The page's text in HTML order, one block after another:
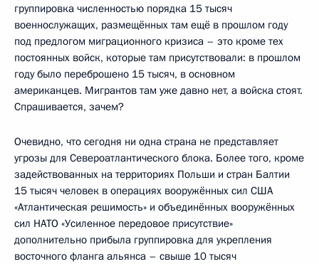
группировка численностью порядка 15 тысяч
военнослужащих, размещённых там ещё в прошлом году
под предлогом миграционного кризиса – это кроме тех
постоянных войск, которые там присутствовали: в прошлом
году было переброшено 15 тысяч, в основном
американцев. Мигрантов там уже давно нет, а войска стоят.
Спрашивается, зачем?
Очевидно, что сегодня ни одна страна не представляет
угрозы для Североатлантического блока. Более того, кроме
задействованных на территориях Польши и стран Балтии
15 тысяч человек в операциях вооружённых сил США
«Атлантическая решимость» и объединённых вооружённых
сил НАТО «Усиленное передовое присутствие»
дополнительно прибыла группировка для укрепления
восточного фланга альянса – свыше 10 тысяч